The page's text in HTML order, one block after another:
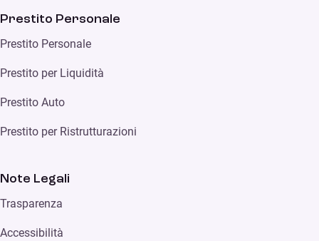
Prestito Personale
Prestito Personale
Prestito per Liquidità
Prestito Auto
Prestito per Ristrutturazioni
Note Legali
Trasparenza
Accessibilità